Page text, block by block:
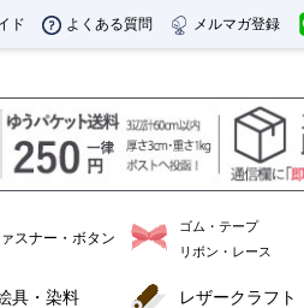
ド よくある質問 メルマガ登録
スナー・ボタン
ゴム・テープ
リボン・レース
具・染料 レザークラフト